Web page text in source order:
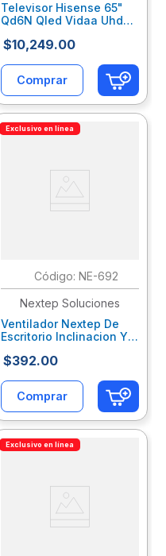
Televisor Hisense 65"
Qd6N Qled Vidaa Uhd
$10,249.00
Comprar
Exclusivo en línea
: NE-692
Nextep Soluciones
Ventilador Nextep De
Escritorio Inclinacion Y
28X28Cms
$392.00
Comprar
Exclusivo en línea